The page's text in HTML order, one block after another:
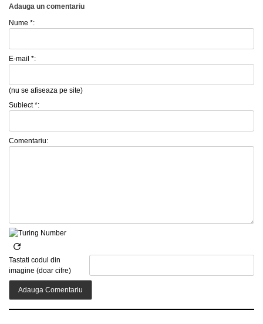
Adauga un comentariu
Nume *:
E-mail *:
(nu se afiseaza pe site)
Subiect *:
Comentariu:
Tastati codul din
imagine (doar cifre)